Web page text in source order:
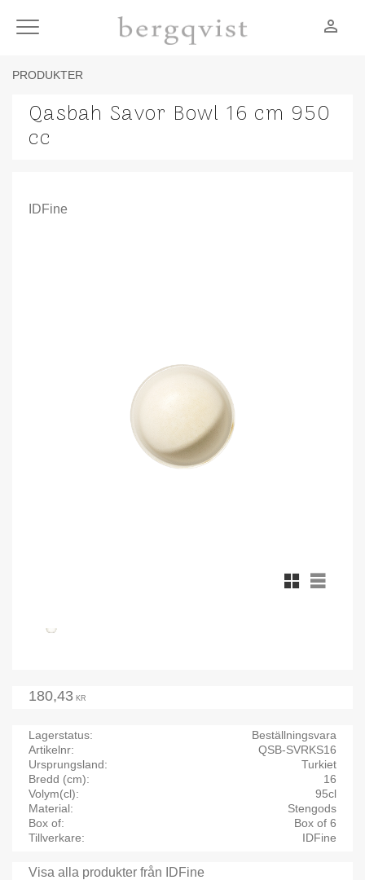
Meny person_outline
PRODUKTER
Qasbah Savor Bowl 16 cm 950
cc
IDFine
Rutnätsvy
Listvy
180,43 KR
Lagerstatus
Beställningsvara
Artikelnr
QSB-SVRKS16
Ursprungsland
Turkiet
Bredd (cm)
16
Volym(cl)
95cl
Material
Stengods
Box of
Box of 6
Tillverkare
IDFine
Visa alla produkter från IDFine